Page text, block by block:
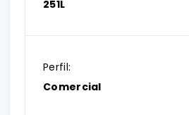
251L
Perfil:
Comercial